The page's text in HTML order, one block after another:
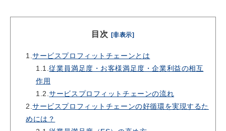
目次 [非表示]
1.サービスプロフィットチェーンとは
1.1.従業員満足度・お客様満足度・企業利益の相互
作用
1.2.サービスプロフィットチェーンの流れ
2.サービスプロフィットチェーンの好循環を実現するた
めには？